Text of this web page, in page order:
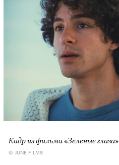
Кадр из фильма «Зеленые глаза»
© JUNE FILMS